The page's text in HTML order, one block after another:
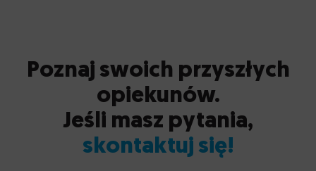
Poznaj swoich przyszłych
opiekunów.
Jeśli masz pytania,
skontaktuj się!